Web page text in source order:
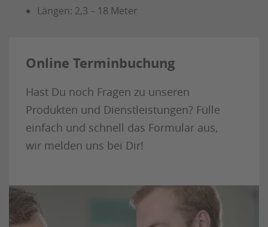
Längen: 2,3 – 18 Meter
Online Terminbuchung
Hast Du noch Fragen zu unseren
Produkten und Dienstleistungen? Fülle
einfach und schnell das Formular aus,
wir melden uns bei Dir!